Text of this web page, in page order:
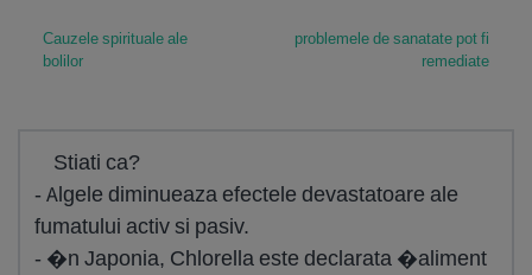
Cauzele spirituale ale
bolilor
problemele de sanatate pot fi
remediate
Stiati ca?
- Algele diminueaza efectele devastatoare ale
fumatului activ si pasiv.
- �n Japonia, Chlorella este declarata �aliment